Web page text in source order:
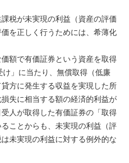
税が未実現の利益（資産の評価
を正しく行うためには、希薄化
額で有価証券という資産を取得
」に当たり、無償取得（低廉
方に発生する収益を実現した所
失に相当する額の経済的利益が
人が取得した有価証券の「取得
ことからも、未実現の利益（評
未実現の利益に対する例外的な